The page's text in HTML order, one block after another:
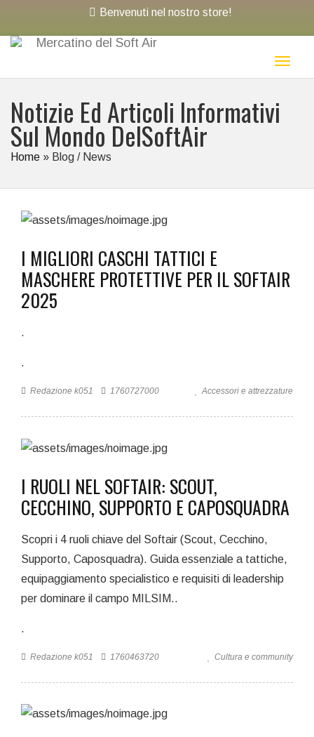
Benvenuti nel nostro store!
Notizie Ed Articoli Informativi
Sul Mondo DelSoftAir
Home » Blog / News
I MIGLIORI CASCHI TATTICI E
MASCHERE PROTETTIVE PER IL SOFTAIR
2025
.
.
Redazione k051 1760727000 Accessori e attrezzature
I RUOLI NEL SOFTAIR: SCOUT,
CECCHINO, SUPPORTO E CAPOSQUADRA
Scopri i 4 ruoli chiave del Softair (Scout, Cecchino,
Supporto, Caposquadra). Guida essenziale a tattiche,
equipaggiamento specialistico e requisiti di leadership
per dominare il campo MILSIM..
.
Redazione k051 1760463720 Cultura e community